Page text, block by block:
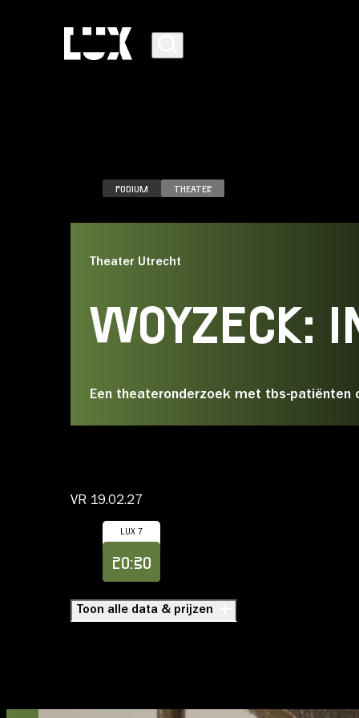
AGENDA
CAFÉ-RESTAURANT
Volg ons op:
PODIUM THEATER
Theater Utrecht
WOYZECK:
Een theateronderzoek met tbs-patiënten
VR 19.02.27
LUX 7
20:30
Koop
Toon alle data & prijzen